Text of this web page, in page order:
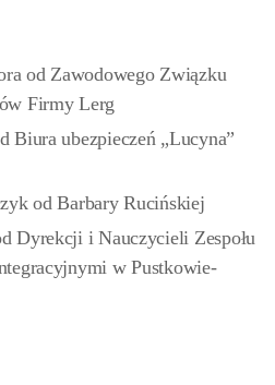
od Zawodowego Związku
Firmy Lerg
Biura ubezpieczeń „Lucyna”
od Barbary Rucińskiej
Dyrekcji i Nauczycieli Zespołu
w Pustkowie-